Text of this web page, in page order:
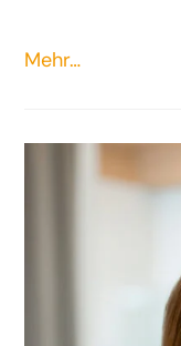
Mehr…